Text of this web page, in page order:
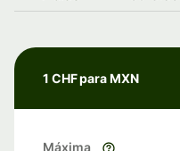
1 CHF para MXN
Máxima